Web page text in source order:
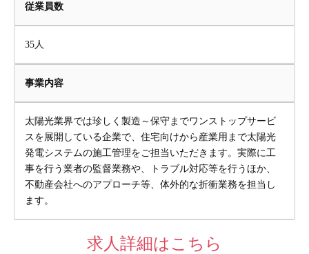
従業員数
35人
事業内容
太陽光業界では珍しく製造～保守までワンストップサービ
スを展開している企業で、住宅向けから産業用まで太陽光
発電システムの施工管理をご担当いただきます。実際に工
事を行う業者の監督業務や、トラブル対応等を行うほか、
不動産会社へのアプローチ等、体外的な折衝業務を担当し
ます。
求人詳細はこちら